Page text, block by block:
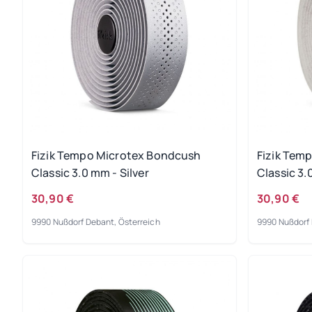
Fizik Tempo Microtex Bondcush
Classic 3.0 mm - Silver
30,90 €
9990 Nußdorf Debant, Österreich
Fizik
Classic
30,90 €
9990